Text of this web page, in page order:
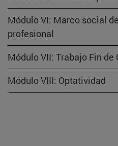
Módulo VI: Marco social
profesional
Módulo VII: Trabajo Fin de
Módulo VIII: Optatividad